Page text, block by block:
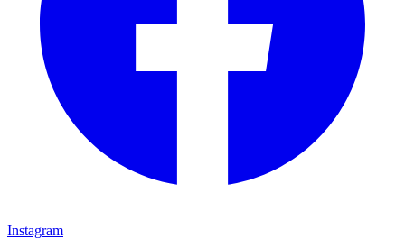
Instagram